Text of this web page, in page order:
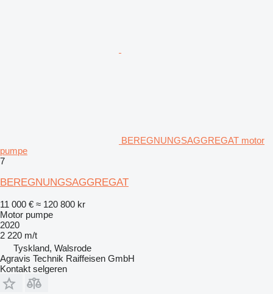
BEREGNUNGSAGGREGAT motor
pumpe
7
BEREGNUNGSAGGREGAT
11 000 € ≈ 120 800 kr
Motor pumpe
2020
2 220 m/t
Tyskland, Walsrode
Agravis Technik Raiffeisen GmbH
Kontakt selgeren